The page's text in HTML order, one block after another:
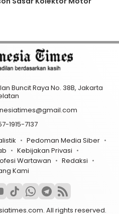
Buncit Raya No. 38B, Jakarta
1915-7137
Pedoman Media Siber
Kebijakan Privasi
Wartawan
Redaksi
Kami
All rights reserved.